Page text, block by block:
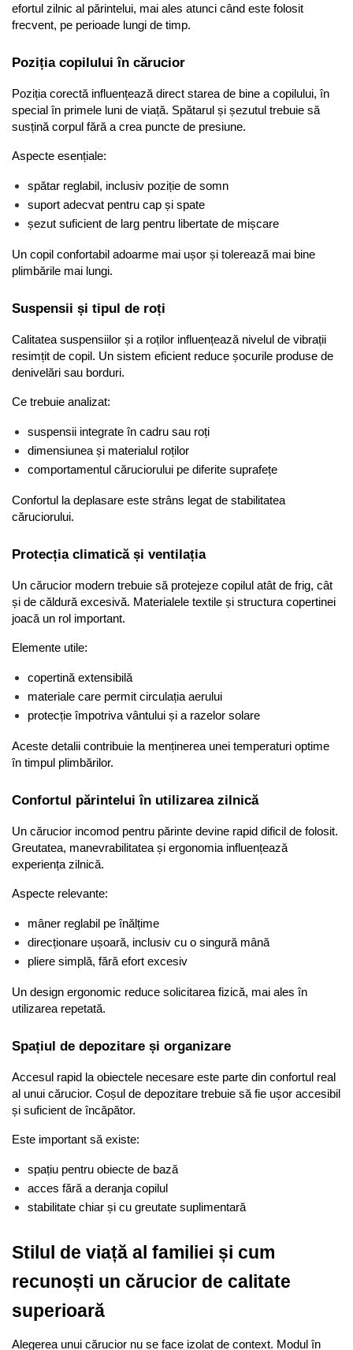
efortul zilnic al părintelui, mai ales atunci când este folosit
frecvent, pe perioade lungi de timp.
Poziția copilului în cărucior
Poziția corectă influențează direct starea de bine a copilului, în
special în primele luni de viață. Spătarul și șezutul trebuie să
susțină corpul fără a crea puncte de presiune.
Aspecte esențiale:
spătar reglabil, inclusiv poziție de somn
suport adecvat pentru cap și spate
șezut suficient de larg pentru libertate de mișcare
Un copil confortabil adoarme mai ușor și tolerează mai bine
plimbările mai lungi.
Suspensii și tipul de roți
Calitatea suspensiilor și a roților influențează nivelul de vibrații
resimțit de copil. Un sistem eficient reduce șocurile produse de
denivelări sau borduri.
Ce trebuie analizat:
suspensii integrate în cadru sau roți
dimensiunea și materialul roților
comportamentul căruciorului pe diferite suprafețe
Confortul la deplasare este strâns legat de stabilitatea
căruciorului.
Protecția climatică și ventilația
Un cărucior modern trebuie să protejeze copilul atât de frig, cât
și de căldură excesivă. Materialele textile și structura copertinei
joacă un rol important.
Elemente utile:
copertină extensibilă
materiale care permit circulația aerului
protecție împotriva vântului și a razelor solare
Aceste detalii contribuie la menținerea unei temperaturi optime
în timpul plimbărilor.
Confortul părintelui în utilizarea zilnică
Un cărucior incomod pentru părinte devine rapid dificil de folosit.
Greutatea, manevrabilitatea și ergonomia influențează
experiența zilnică.
Aspecte relevante:
mâner reglabil pe înălțime
direcționare ușoară, inclusiv cu o singură mână
pliere simplă, fără efort excesiv
Un design ergonomic reduce solicitarea fizică, mai ales în
utilizarea repetată.
Spațiul de depozitare și organizare
Accesul rapid la obiectele necesare este parte din confortul real
al unui cărucior. Coșul de depozitare trebuie să fie ușor accesibil
și suficient de încăpător.
Este important să existe:
spațiu pentru obiecte de bază
acces fără a deranja copilul
stabilitate chiar și cu greutate suplimentară
Stilul de viață al familiei și cum
recunoști un cărucior de calitate
superioară
Alegerea unui cărucior nu se face izolat de context. Modul în